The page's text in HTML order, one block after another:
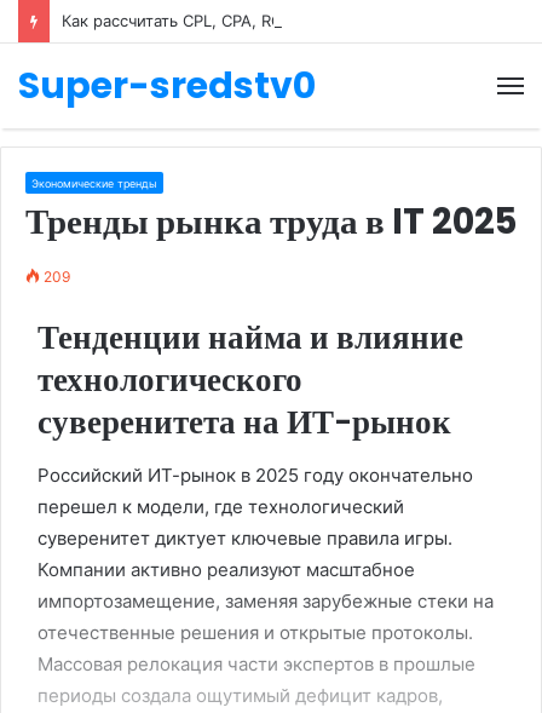
Как рассчитать CPL, CPA, ROAS
Super-sredstv0
Экономические тренды
Тренды рынка труда в IT 2025
209
Тенденции найма и влияние
технологического
суверенитета на ИТ-рынок
Российский ИТ-рынок в 2025 году окончательно
перешел к модели, где технологический
суверенитет диктует ключевые правила игры.
Компании активно реализуют масштабное
импортозамещение, заменяя зарубежные стеки на
отечественные решения и открытые протоколы.
Массовая релокация части экспертов в прошлые
периоды создала ощутимый дефицит кадров,